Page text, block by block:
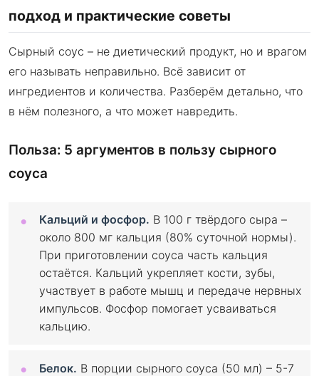
подход и практические советы
Сырный соус – не диетический продукт, но и врагом
его называть неправильно. Всё зависит от
ингредиентов и количества. Разберём детально, что
в нём полезного, а что может навредить.
Польза: 5 аргументов в пользу сырного
соуса
Кальций и фосфор. В 100 г твёрдого сыра –
около 800 мг кальция (80% суточной нормы).
При приготовлении соуса часть кальция
остаётся. Кальций укрепляет кости, зубы,
участвует в работе мышц и передаче нервных
импульсов. Фосфор помогает усваиваться
кальцию.
Белок. В порции сырного соуса (50 мл) – 5-7